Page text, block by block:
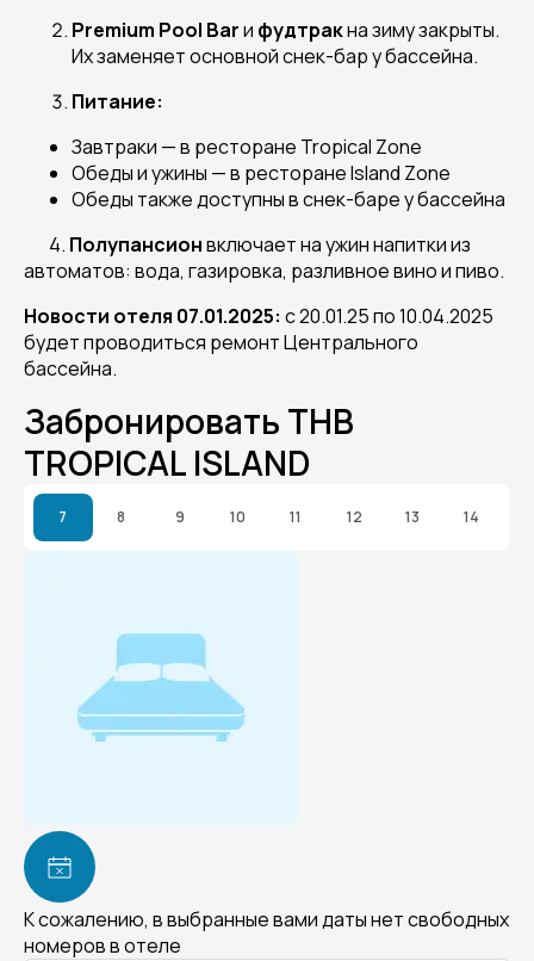
Premium Pool Barи фудтракна зиму закрыты.
Их заменяет основной снек-бар у бассейна.
Питание:
Завтраки — в ресторане Tropical Zone
Обеды и ужины — в ресторанеIsland Zone
Обеды также доступны в снек-баре у бассейна
4. Полупансионвключает на ужин напитки из
автоматов: вода, газировка, разливное вино и пиво.
Новости отеля 07.01.2025: с 20.01.25 по 10.04.2025
будет проводиться ремонт Центрального
бассейна.
Забронировать THB
TROPICAL ISLAND
7 8 9 10 11 12 13 14
К сожалению, в выбранные вами даты нет свободных
номеров в отеле